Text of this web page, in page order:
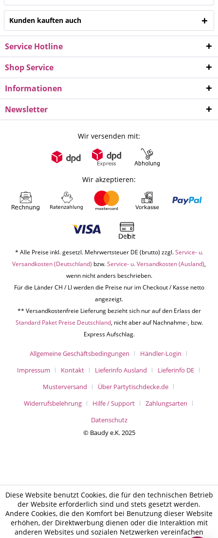
Kunden kauften auch
Service Hotline
Shop Service
Informationen
Newsletter
Wir versenden mit:
Wir akzeptieren:
* Alle Preise inkl. gesetzl. Mehrwertsteuer DE (brutto) zzgl.Service- u.
Versandkosten (Deutschland) bzw.Service- u. Versandkosten (Ausland),
wenn nicht anders beschrieben.
Für die Länder CH / LI werden die Preise nur im Checkout / Kasse netto
angezeigt.
** Versandkostenfreie Lieferung bezieht sich nur auf den Erlass der
Standard Paket Preise Deutschland, nicht aber auf Nachnahme-, bzw.
Express Aufschlag.
Allgemeine Geschäftsbedingungen
Händler-Login
Impressum
Kontakt Lieferinfo Ausland
Lieferinfo DE
Musterversand
Über Partytischdecke.de
Widerrufsbelehrung
Hilfe / Support
Zahlungsarten
Datenschutz
© Baudy e.K. 2025
Diese Website benutzt Cookies, die für den technischen Betrieb
der Website erforderlich sind und stets gesetzt werden.
Andere Cookies, die den Komfort bei Benutzung dieser Website
erhöhen, der Direktwerbung dienen oder die Interaktion mit
anderen Websites und sozialen Netzwerken vereinfachen